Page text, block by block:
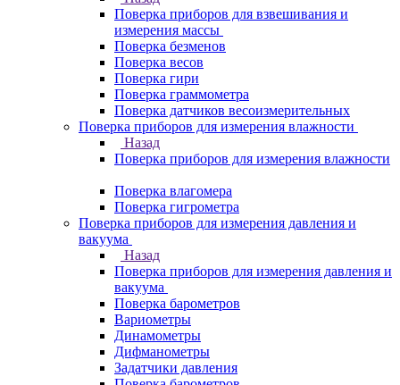
Поверка приборов для взвешивания и
измерения массы
Поверка безменов
Поверка весов
Поверка гири
Поверка граммометра
Поверка датчиков весоизмерительных
Поверка приборов для измерения влажности
Назад
Поверка приборов для измерения влажности
Поверка влагомера
Поверка гигрометра
Поверка приборов для измерения давления и
вакуума
Назад
Поверка приборов для измерения давления и
вакуума
Поверка барометров
Вариометры
Динамометры
Дифманометры
Задатчики давления